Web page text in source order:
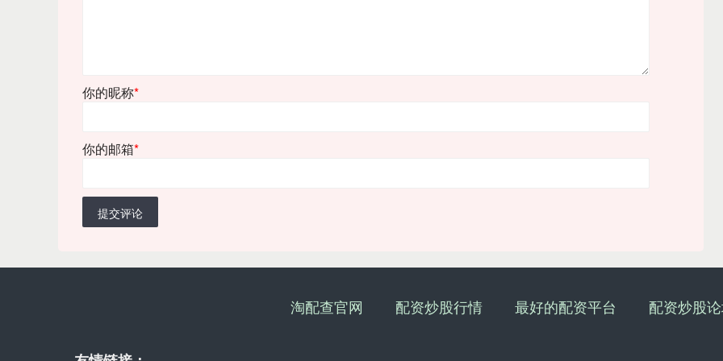
你的昵称*
你的邮箱*
提交评论
淘配查官网 配资炒股行情 最好的配资平台 配资炒股